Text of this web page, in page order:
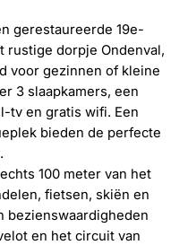
gerestaureerde 19e-
rustige dorpje Ondenval,
voor gezinnen of kleine
3 slaapkamers, een
tv en gratis wifi. Een
bieden de perfecte
100 meter van het
fietsen, skiën en
bezienswaardigheden
en het circuit van